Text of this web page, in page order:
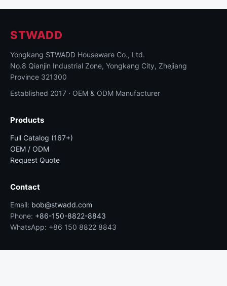
STWADD
Yongkang STWADD Houseware Co., Ltd.
No.8 Qianjin Industrial Zone, Yongkang City, Zhejiang
Province 321300
Established 2017 · OEM & ODM Manufacturer
Products
Full Catalog (167+)
OEM / ODM
Request Quote
Contact
Email: bob@stwadd.com
Phone: +86-150-8822-8843
WhatsApp: +86 150 8822 8843